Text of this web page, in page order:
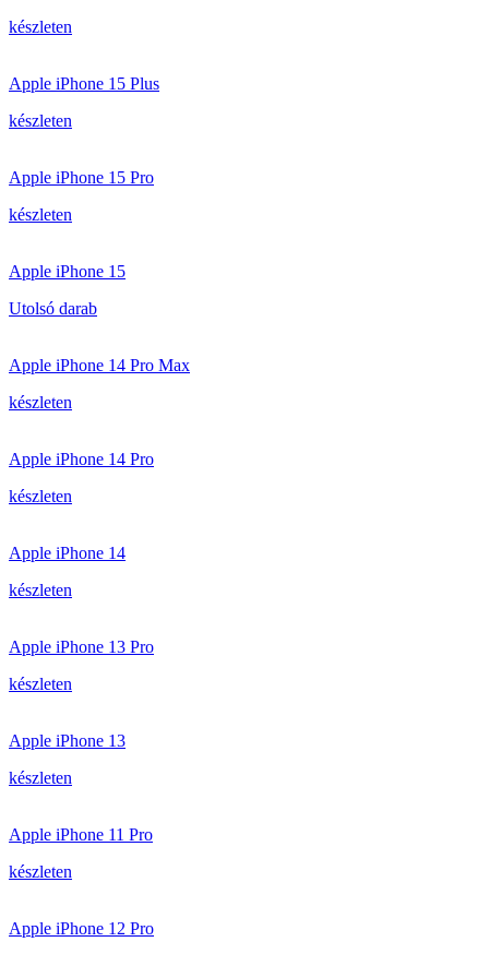
készleten
Apple iPhone 15 Plus
készleten
Apple iPhone 15 Pro
készleten
Apple iPhone 15
Utolsó darab
Apple iPhone 14 Pro Max
készleten
Apple iPhone 14 Pro
készleten
Apple iPhone 14
készleten
Apple iPhone 13 Pro
készleten
Apple iPhone 13
készleten
Apple iPhone 11 Pro
készleten
Apple iPhone 12 Pro